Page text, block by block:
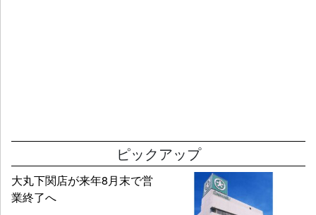
ピックアップ
大丸下関店が来年8月末で営
業終了へ